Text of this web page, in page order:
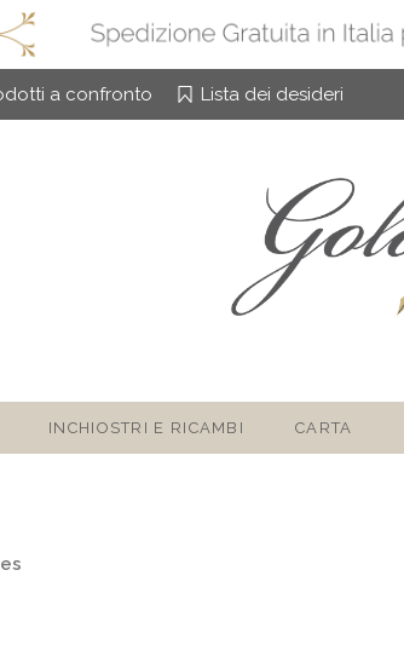
a confronto Lista dei desideri
INCHIOSTRI E RICAMBI CARTA